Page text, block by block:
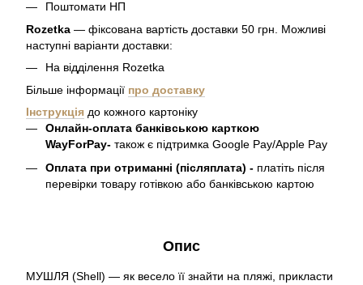
Поштомати НП
Rozetka — фіксована вартість доставки 50 грн. Можливі
наступні варіанти доставки:
На відділення Rozetka
Більше інформації про доставку
Інструкція до кожного картоніку
Онлайн-оплата банківською карткою
WayForPay- також є підтримка Google Pay/Apple Pay
Оплата при отриманні (післяплата) - платіть після
перевірки товару готівкою або банківською картою
Опис
МУШЛЯ (Shell) — як весело її знайти на пляжі, прикласти